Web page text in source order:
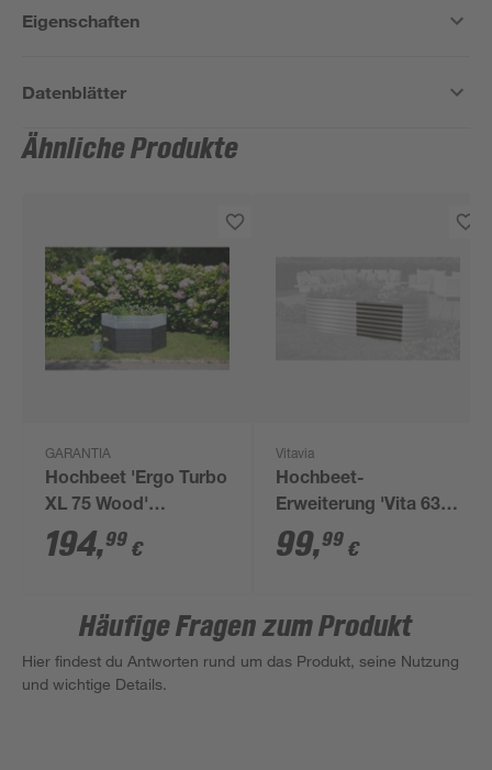
Eigenschaften
Datenblätter
Ähnliche Produkte
GARANTIA
Hochbeet 'Ergo Turbo
XL 75 Wood'
anthrazit/braun 145 x
75 x 145 cm
194,99 €
Vitavia
Hochbeet-
Erweiterung 'Vita 630
Stretched' 80 x 63 cm
granitfarben
99,99 €
Häufige Fragen zum Produkt
Hier findest du Antworten rund um das Produkt, seine Nutzung
und wichtige Details.